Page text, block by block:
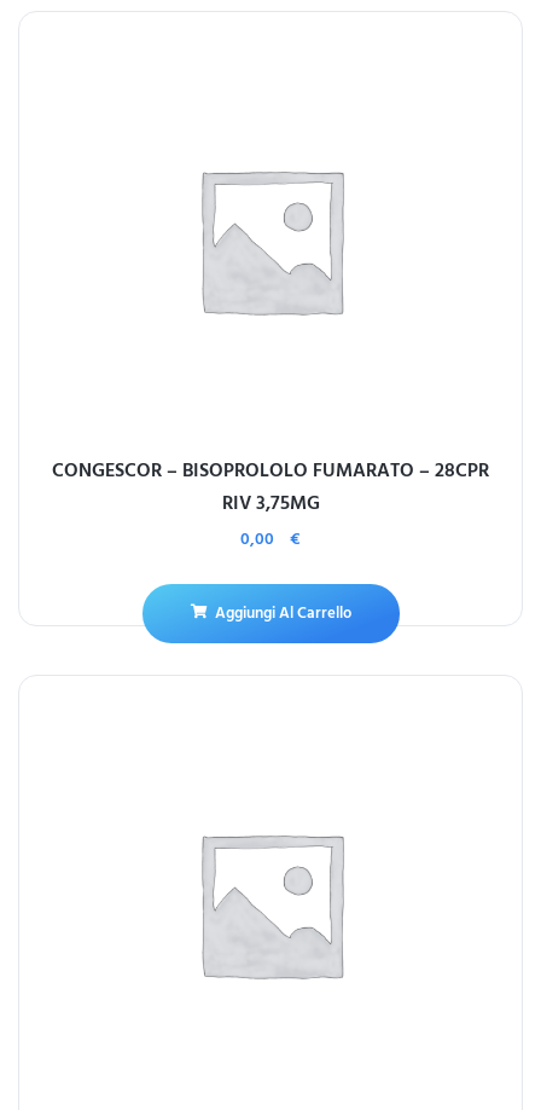
CONGESCOR – BISOPROLOLO FUMARATO – 28CPR
RIV 3,75MG
0,00 €
Aggiungi Al Carrello